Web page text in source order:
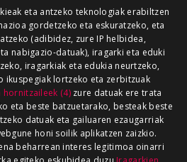
eta antzeko teknologiak erabiltzen
gordetzeko eta eskuratzeko, eta
(adibidez, zure IP helbidea,
nabigazio-datuak), iragarki eta eduki
iragarkiak eta edukia neurtzeko,
ikuspegiak lortzeko eta zerbitzuak
hornitzaileek (4)zure datuak ere trata
eta beste batzuetarako, besteak beste
datuak eta gailuaren ezaugarriak
honi soilik aplikatzen zaizkio.
beharrean interes legitimoa oinarri